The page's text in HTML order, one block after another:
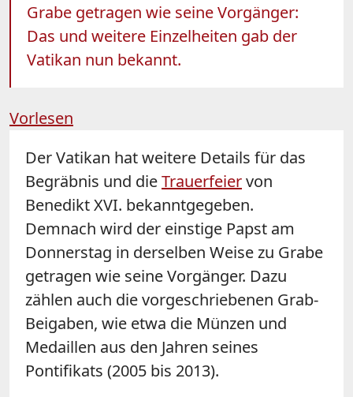
Grabe getragen wie seine Vorgänger:
Das und weitere Einzelheiten gab der
Vatikan nun bekannt.
Vorlesen
Der Vatikan hat weitere Details für das
Begräbnis und dieTrauerfeiervon
Benedikt XVI. bekanntgegeben.
Demnach wird der einstige Papst am
Donnerstag in derselben Weise zu Grabe
getragen wie seine Vorgänger. Dazu
zählen auch die vorgeschriebenen Grab-
Beigaben, wie etwa die Münzen und
Medaillen aus den Jahren seines
Pontifikats (2005 bis 2013).